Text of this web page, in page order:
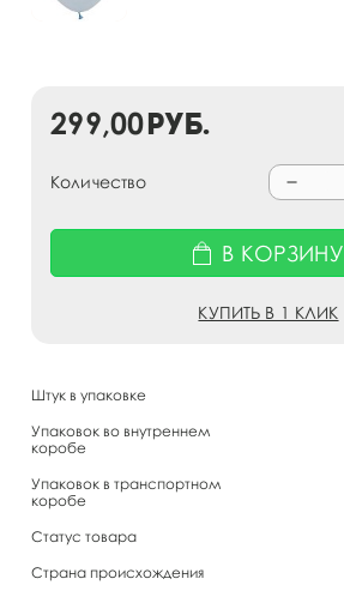
Штук в упаковке
Упаковок во внутреннем
коробе
Упаковок в транспортном
коробе
Статус товара
Страна происхождения
299,00руб.
Количество
В КОРЗИНУ
КУПИТЬ В 1 КЛИК